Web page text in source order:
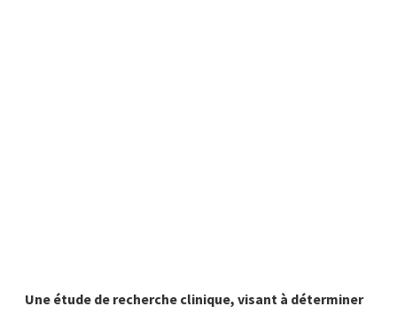
Une étude de recherche clinique, visant à déterminer